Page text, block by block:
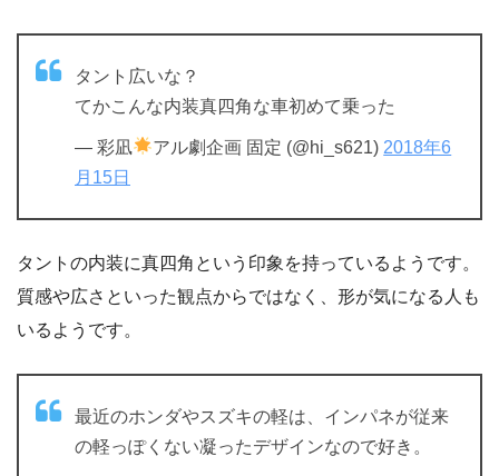
タント広いな？
てかこんな内装真四角な車初めて乗った
— 彩凪 アル劇企画 固定 (@hi_s621) 2018年6
月15日
タントの内装に真四角という印象を持っているようです。
質感や広さといった観点からではなく、形が気になる人も
いるようです。
最近のホンダやスズキの軽は、インパネが従来
の軽っぽくない凝ったデザインなので好き。